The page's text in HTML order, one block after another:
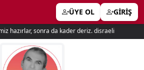
ÜYE OL GİRİŞ
hazırlar, sonra da kader deriz. disraeli